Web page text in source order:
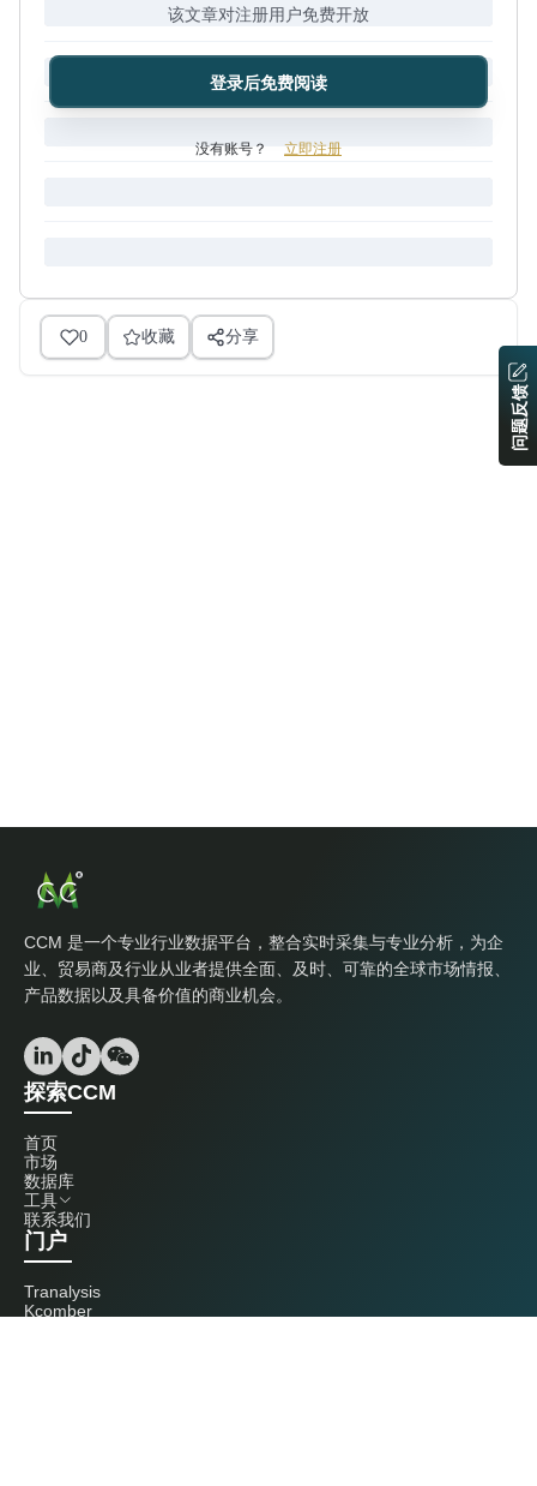
该文章对注册用户免费开放
登录后免费阅读
没有账号？ 立即注册
0 收藏 分享
CCM 是一个专业行业数据平台，整合实时采集与专业分析，为企
业、贸易商及行业从业者提供全面、及时、可靠的全球市场情报、
产品数据以及具备价值的商业机会。
探索CCM
首页
市场
数据库
工具
联系我们
门户
Tranalysis
Kcomber
问题反馈